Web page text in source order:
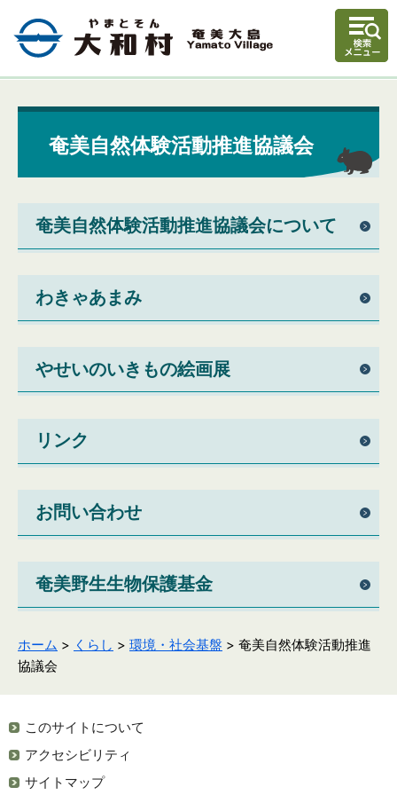
奄美自然体験活動推進協議会
奄美自然体験活動推進協議会について
わきゃあまみ
やせいのいきもの絵画展
リンク
お問い合わせ
奄美野生生物保護基金
ホーム > くらし > 環境・社会基盤 > 奄美自然体験活動推進
協議会
このサイトについて
アクセシビリティ
サイトマップ